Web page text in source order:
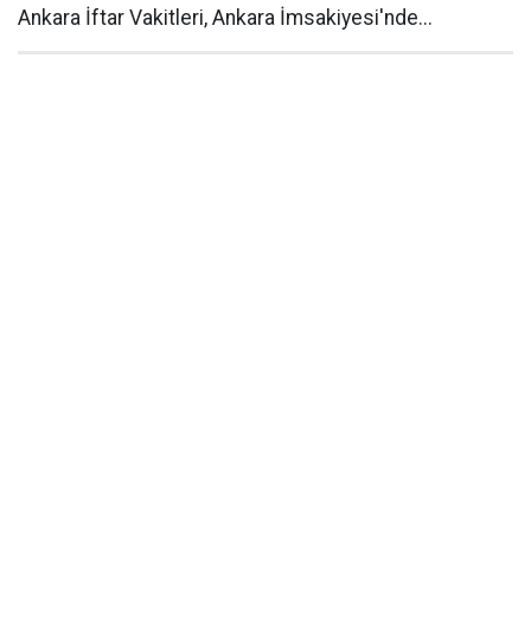
Ankara İftar Vakitleri, Ankara İmsakiyesi'nde...